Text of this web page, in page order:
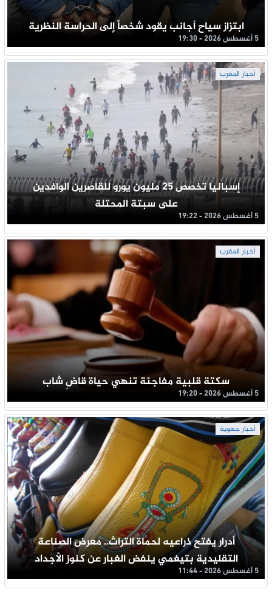
ابتزاز سياح أجانب يقود شخصاً إلى الحراسة النظرية
5 أغسطس 2026 - 19:30
أخبار المغرب
إسبانيا تخصص 25 مليون يورو للقاصرين الوافدين
على سبتة المحتلة
5 أغسطس 2026 - 19:22
أخبار المغرب
سكتة قلبية مفاجئة تنهي حياة قاضِ شاب
5 أغسطس 2026 - 19:20
أخبار جهوية
أدرار يفتح ذراعيه لحماة التراث.. معرض الصناعة
التقليدية بتيغمي ينفض الغبار عن كنوز الأجداد
5 أغسطس 2026 - 11:44